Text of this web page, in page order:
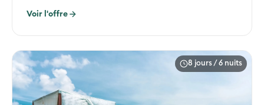
Voir l'offre
8 jours / 6 nuits